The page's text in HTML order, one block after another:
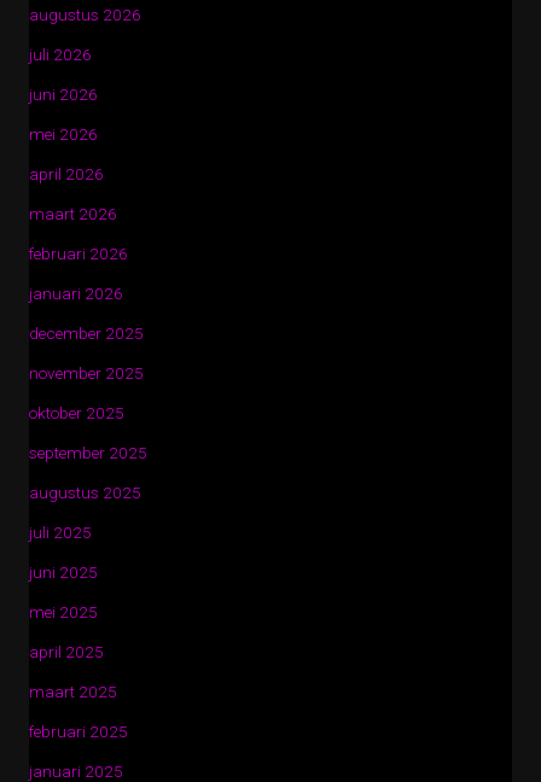
augustus 2026
juli 2026
juni 2026
mei 2026
april 2026
maart 2026
februari 2026
januari 2026
december 2025
november 2025
oktober 2025
september 2025
augustus 2025
juli 2025
juni 2025
mei 2025
april 2025
maart 2025
februari 2025
januari 2025